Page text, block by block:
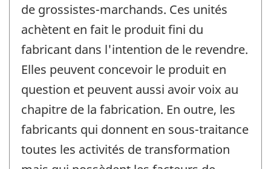
de grossistes-marchands. Ces unités
achètent en fait le produit fini du
fabricant dans l'intention de le revendre.
Elles peuvent concevoir le produit en
question et peuvent aussi avoir voix au
chapitre de la fabrication. En outre, les
fabricants qui donnent en sous-traitance
toutes les activités de transformation